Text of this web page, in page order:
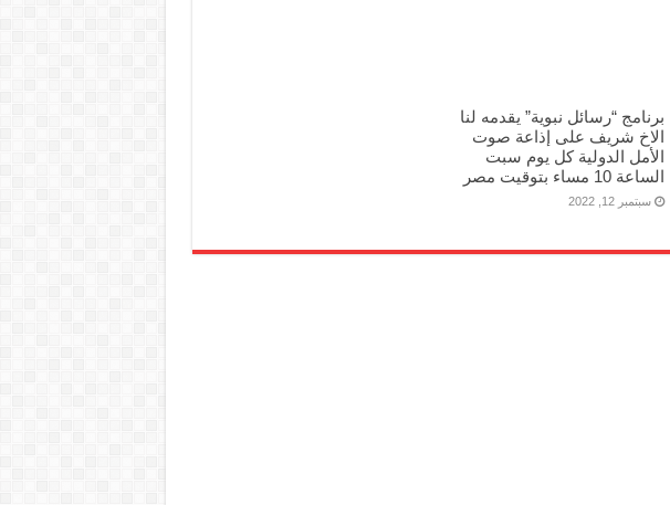
برنامج “رسائل نبوية” يقدمه لنا
الاخ شريف على إذاعة صوت
الأمل الدولية كل يوم سبت
الساعة 10 مساء بتوقيت مصر
سبتمبر 12, 2022